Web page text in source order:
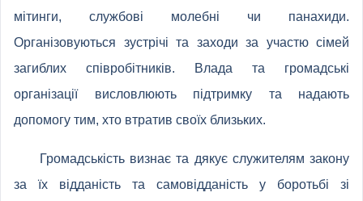
мітинги, службові молебні чи панахиди.
Організовуються зустрічі та заходи за участю сімей
загиблих співробітників. Влада та громадські
організації висловлюють підтримку та надають
допомогу тим, хто втратив своїх близьких.
Громадськість визнає та дякує служителям закону
за їх відданість та самовідданість у боротьбі зі